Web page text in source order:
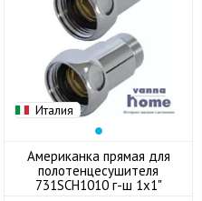
Италия
Американка прямая для
полотенцесушителя
731SCH1010 г-ш 1x1"